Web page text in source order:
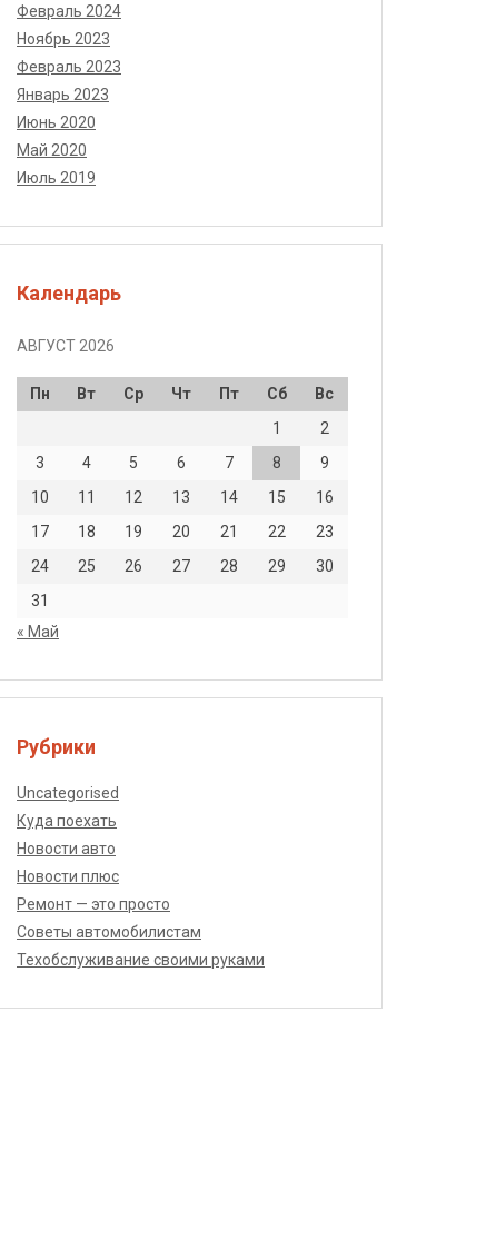
Февраль 2024
Ноябрь 2023
Февраль 2023
Январь 2023
Июнь 2020
Май 2020
Июль 2019
Календарь
АВГУСТ 2026
Пн Вт Ср Чт Пт Сб
Вс
1
2
3
4 5 6 7 8
9
10
11 12 13 14 15
16
17
18 19 20 21 22
23
24
25 26 27 28 29
30
31
« Май
Рубрики
Uncategorised
Куда поехать
Новости авто
Новости плюс
Ремонт — это просто
Советы автомобилистам
Техобслуживание своими руками